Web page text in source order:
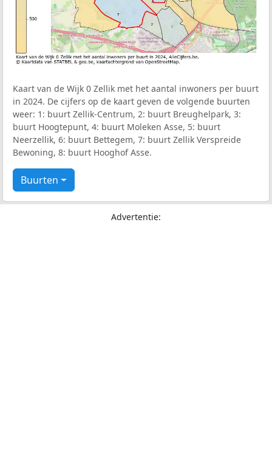
Kaart van de Wijk 0 Zellik met het aantal inwoners per buurt
in 2024. De cijfers op de kaart geven de volgende buurten
weer: 1: buurt Zellik-Centrum, 2: buurt Breughelpark, 3:
buurt Hoogtepunt, 4: buurt Moleken Asse, 5: buurt
Neerzellik, 6: buurt Bettegem, 7: buurt Zellik Verspreide
Bewoning, 8: buurt Hooghof Asse.
Buurten
Advertentie: